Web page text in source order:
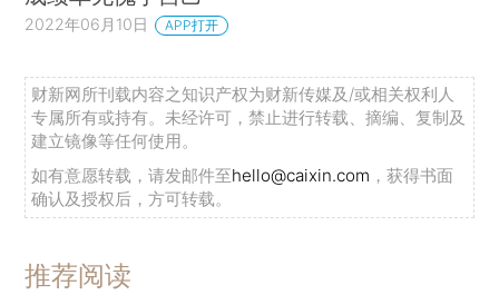
2022年06月10日 APP打开
财新网所刊载内容之知识产权为财新传媒及/或相关权利人
专属所有或持有。未经许可，禁止进行转载、摘编、复制及
建立镜像等任何使用。
如有意愿转载，请发邮件至hello@caixin.com ，获得书面
确认及授权后，方可转载。
推荐阅读